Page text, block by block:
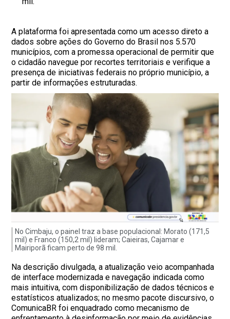
A plataforma foi apresentada como um acesso direto a
dados sobre ações do Governo do Brasil nos 5.570
municípios, com a promessa operacional de permitir que
o cidadão navegue por recortes territoriais e verifique a
presença de iniciativas federais no próprio município, a
partir de informações estruturadas.
No Cimbaju, o painel traz a base populacional: Morato (171,5
mil) e Franco (150,2 mil) lideram; Caieiras, Cajamar e
Mairiporã ficam perto de 98 mil.
Na descrição divulgada, a atualização veio acompanhada
de interface modernizada e navegação indicada como
mais intuitiva, com disponibilização de dados técnicos e
estatísticos atualizados; no mesmo pacote discursivo, o
ComunicaBR foi enquadrado como mecanismo de